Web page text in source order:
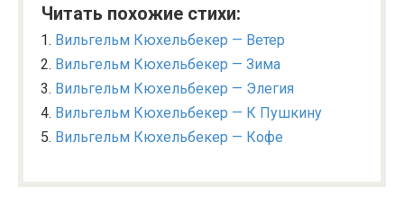
Читать похожие стихи:
Вильгельм Кюхельбекер — Ветер
Вильгельм Кюхельбекер — Зима
Вильгельм Кюхельбекер — Элегия
Вильгельм Кюхельбекер — К Пушкину
Вильгельм Кюхельбекер — Кофе